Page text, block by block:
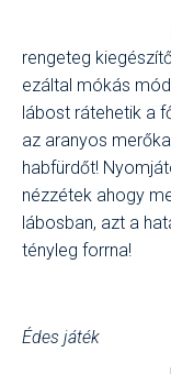
rengeteg
ezáltal mókás
lábost rátehetik a
az aranyos
habfürdőt!
nézzétek ahogy
lábosban, azt a
tényleg forrna!
Édes játék